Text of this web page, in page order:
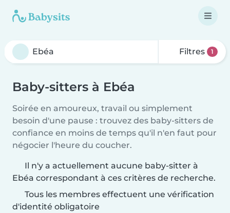
Filtres 1
Baby-sitters à Ebéa
Soirée en amoureux, travail ou simplement
besoin d'une pause : trouvez des baby-sitters de
confiance en moins de temps qu'il n'en faut pour
négocier l'heure du coucher.
Il n'y a actuellement aucune baby-sitter à
Ebéa correspondant à ces critères de recherche.
Tous les membres effectuent une vérification
d'identité obligatoire